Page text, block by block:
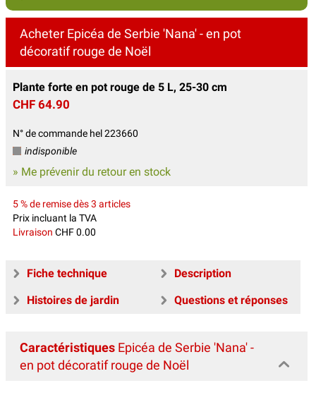
Acheter Epicéa de Serbie 'Nana' - en pot
décoratif rouge de Noël
Plante forte en pot rouge de 5 L, 25-30 cm
CHF 64.90
N° de commande hel 223660
indisponible
» Me prévenir du retour en stock
5 % de remise dès 3 articles
Prix incluant la TVA
Livraison CHF 0.00
Fiche technique
Description
Histoires de jardin
Questions et réponses
Caractéristiques Epicéa de Serbie 'Nana' -
en pot décoratif rouge de Noël